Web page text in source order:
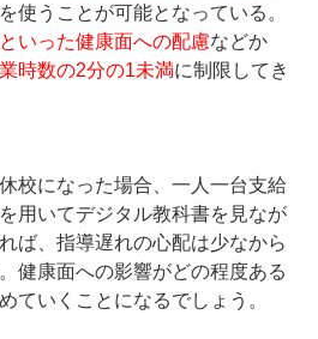
使うことが可能となっている。
いった健康面への配慮などか
時数の2分の1未満に制限してき
校になった場合、一人一台支給
用いてデジタル教科書を見なが
ば、指導遅れの心配は少なから
健康面への影響がどの程度ある
ていくことになるでしょう。